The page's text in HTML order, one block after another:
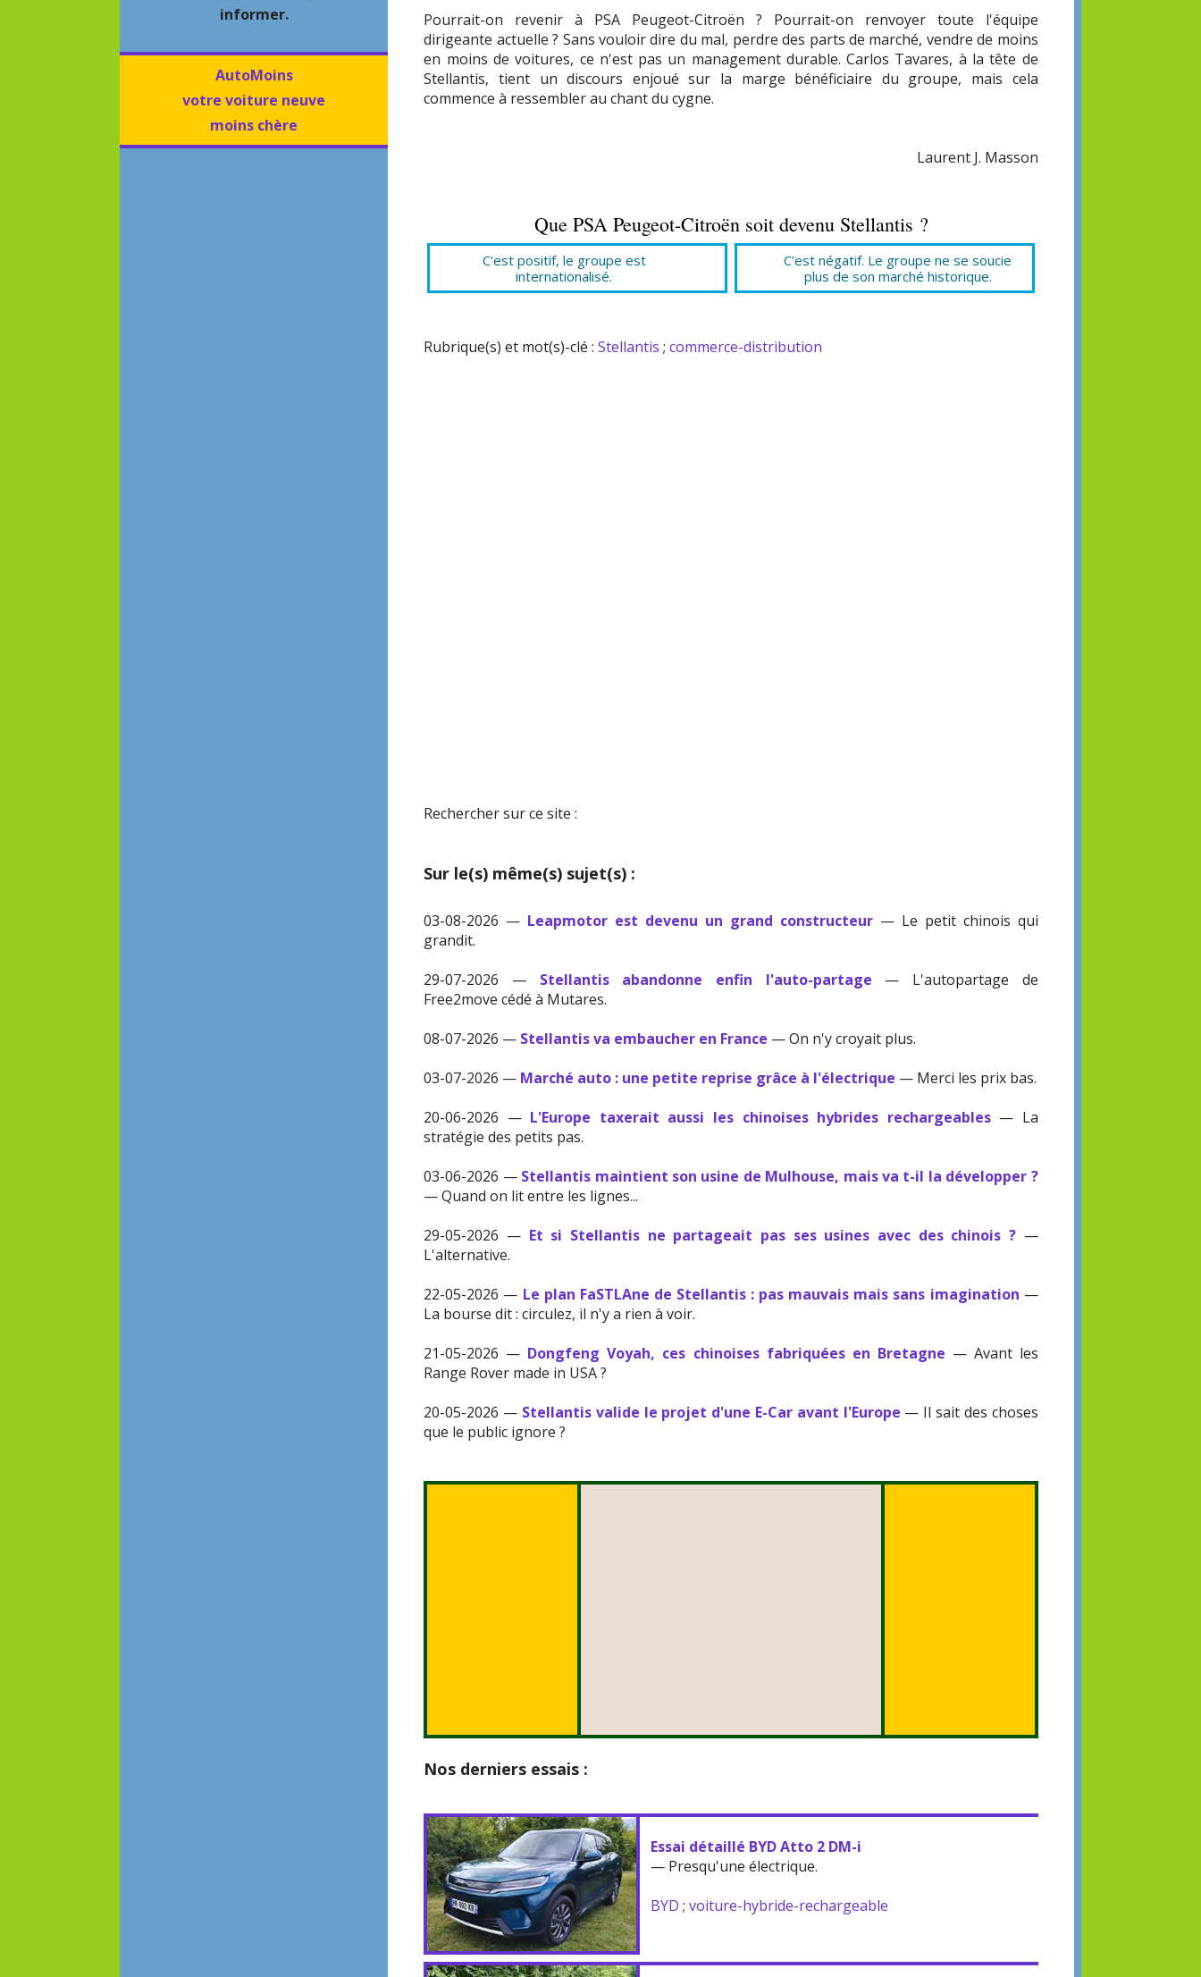
informer.
AutoMoins
votre voiture neuve
moins chère
Pourrait-on revenir à PSA Peugeot-Citroën ? Pourrait-on renvoyer toute l'équipe
dirigeante actuelle ? Sans vouloir dire du mal, perdre des parts de marché, vendre de moins
en moins de voitures, ce n'est pas un management durable. Carlos Tavares, à la tête de
Stellantis, tient un discours enjoué sur la marge bénéficiaire du groupe, mais cela
commence à ressembler au chant du cygne.
Laurent J. Masson
Que PSA Peugeot-Citroën soit devenu Stellantis ?
C'est positif, le groupe est
internationalisé.
C'est négatif. Le groupe ne se soucie
plus de son marché historique.
Rubrique(s) et mot(s)-clé :Stellantis ;commerce-distribution
Rechercher sur ce site :
Sur le(s) même(s) sujet(s) :
03-08-2026 — Leapmotor est devenu un grand constructeur— Le petit chinois qui
grandit.
29-07-2026 — Stellantis abandonne enfin l'auto-partage — L'autopartage de
Free2move cédé à Mutares.
08-07-2026 — Stellantis va embaucher en France — On n'y croyait plus.
03-07-2026 — Marché auto : une petite reprise grâce à l'électrique — Merci les prix bas.
20-06-2026 — L'Europe taxerait aussi les chinoises hybrides rechargeables— La
stratégie des petits pas.
03-06-2026 — Stellantis maintient son usine de Mulhouse, mais va t-il la développer ?
— Quand on lit entre les lignes...
29-05-2026 — Et si Stellantis ne partageait pas ses usines avec des chinois ?—
L'alternative.
22-05-2026 — Le plan FaSTLAne de Stellantis : pas mauvais mais sans imagination —
La bourse dit : circulez, il n'y a rien à voir.
21-05-2026 — Dongfeng Voyah, ces chinoises fabriquées en Bretagne — Avant les
Range Rover made in USA ?
20-05-2026 — Stellantis valide le projet d'une E-Car avant l'Europe — Il sait des choses
que le public ignore ?
Nos derniers essais :
Essai détaillé BYD Atto 2 DM-i
— Presqu'une électrique.
BYD ;voiture-hybride-rechargeable